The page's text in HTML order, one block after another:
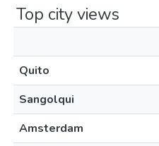
Top city views
Quito
Sangolqui
Amsterdam